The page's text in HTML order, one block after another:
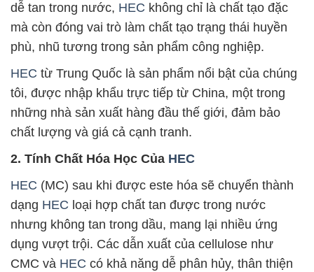
dễ tan trong nước, HEC không chỉ là chất tạo đặc
mà còn đóng vai trò làm chất tạo trạng thái huyền
phù, nhũ tương trong sản phẩm công nghiệp.
HEC từ Trung Quốc là sản phẩm nổi bật của chúng
tôi, được nhập khẩu trực tiếp từ China, một trong
những nhà sản xuất hàng đầu thế giới, đảm bảo
chất lượng và giá cả cạnh tranh.
2. Tính Chất Hóa Học Của HEC
HEC (MC) sau khi được este hóa sẽ chuyển thành
dạng HEC loại hợp chất tan được trong nước
nhưng không tan trong dầu, mang lại nhiều ứng
dụng vượt trội. Các dẫn xuất của cellulose như
CMC và HEC có khả năng dễ phân hủy, thân thiện